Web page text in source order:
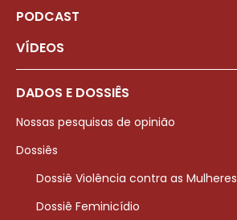
PODCAST
VÍDEOS
DADOS E DOSSIÊS
Nossas pesquisas de opinião
Dossiês
Dossiê Violência contra as Mulheres
Dossiê Feminicídio